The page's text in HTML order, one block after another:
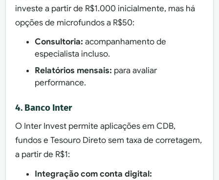
investe a partir de R$1.000 inicialmente, mas há
opções de microfundos a R$50:
Consultoria: acompanhamento de
especialista incluso.
Relatórios mensais: para avaliar
performance.
4. Banco Inter
O Inter Invest permite aplicações em CDB,
fundos e Tesouro Direto sem taxa de corretagem,
a partir de R$1:
Integração com conta digital: